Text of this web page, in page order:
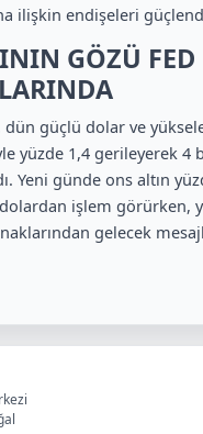
ilişkin endişeleri
GÖZÜ FED
dün güçlü dolar ve
yüzde 1,4 gerileyerek 4
Yeni günde ons altın
işlem görürken,
gelecek